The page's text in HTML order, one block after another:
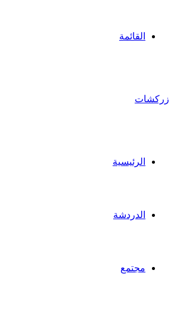
القائمة
زركشات
الرئيسية
الدردشة
مجتمع